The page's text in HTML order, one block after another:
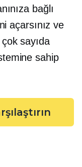
bağlı
açarsınız ve
sayıda
sahip